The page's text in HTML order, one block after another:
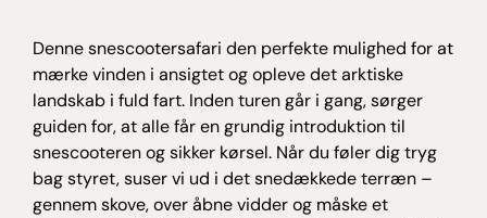
Denne snescootersafari den perfekte mulighed for at
mærke vinden i ansigtet og opleve det arktiske
landskab i fuld fart. Inden turen går i gang, sørger
guiden for, at alle får en grundig introduktion til
snescooteren og sikker kørsel. Når du føler dig tryg
bag styret, suser vi ud i det snedækkede terræn –
gennem skove, over åbne vidder og måske et